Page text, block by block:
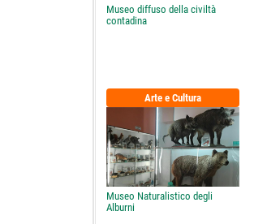
Museo diffuso della civiltà
contadina
Arte e Cultura
Museo Naturalistico degli
Alburni